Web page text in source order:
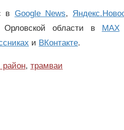
в Google News,
области в MAX
и ВКонтакте.
район, трамваи